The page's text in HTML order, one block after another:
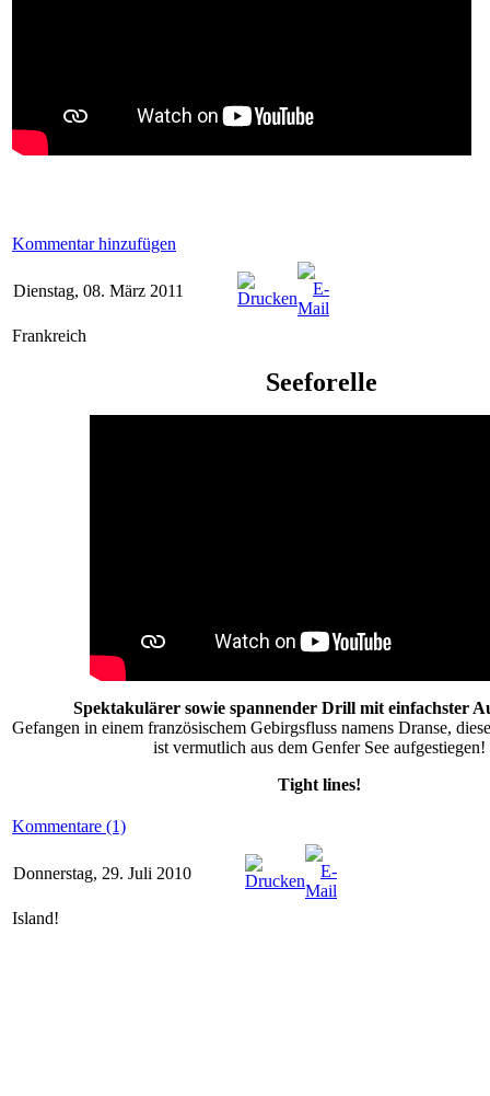
Kommentar hinzufügen
Dienstag, 08. März 2011
Frankreich
Seeforelle
Spektakulärer sowie spannender Drill mit einfachster
Gefangen in einem französischem Gebirgsfluss namens Dranse,
ist vermutlich aus dem Genfer See aufgestiegen!
Tight lines!
Kommentare (1)
Donnerstag, 29. Juli 2010
Island!